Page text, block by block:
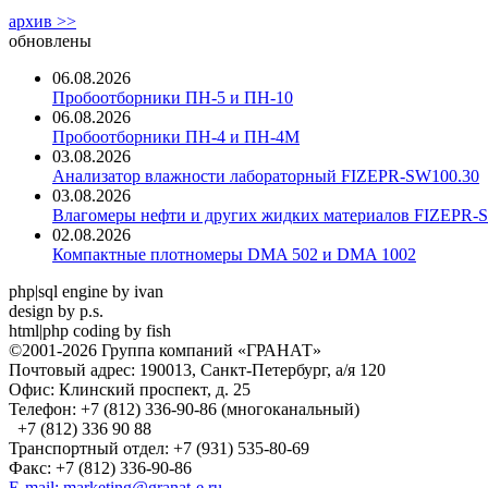
архив >>
обновлены
06.08.2026
Пробоотборники ПН-5 и ПН-10
06.08.2026
Пробоотборники ПН-4 и ПН-4М
03.08.2026
Анализатор влажности лабораторный FIZEPR-SW100.30
03.08.2026
Влагомеры нефти и других жидких материалов FIZEPR-
02.08.2026
Компактные плотномеры DMA 502 и DMA 1002
php|sql engine by ivan
design by p.s.
html|php coding by fish
©2001-2026 Группа компаний «ГРАНАТ»
Почтовый адрес: 190013, Санкт-Петербург, а/я 120
Офис: Клинский проспект, д. 25
Телефон: +7 (812) 336-90-86 (многоканальный)
+7 (812) 336 90 88
Транспортный отдел: +7 (931) 535-80-69
Факс: +7 (812) 336-90-86